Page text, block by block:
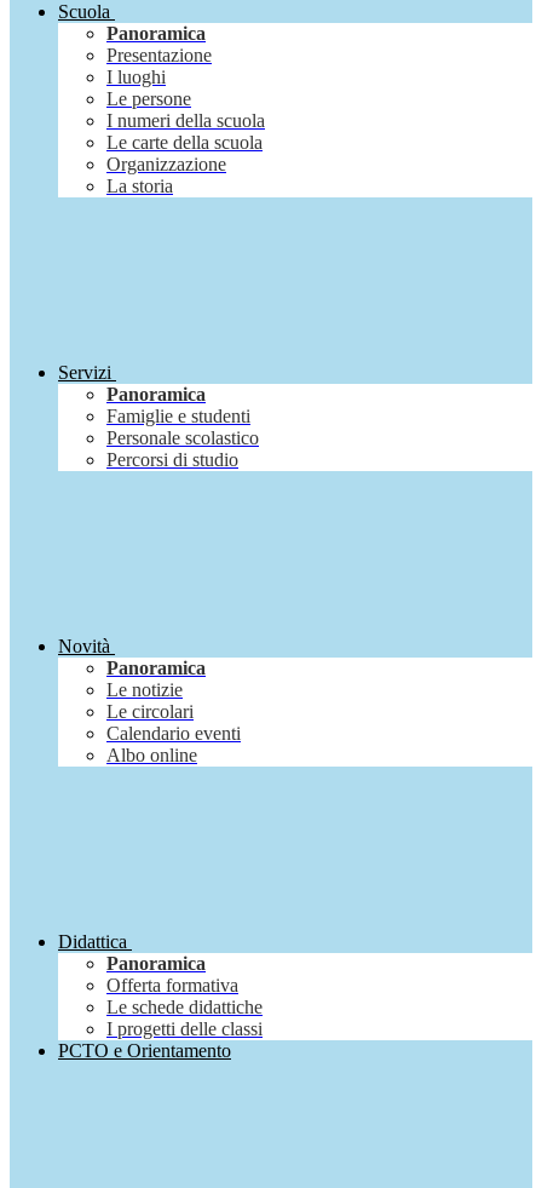
Scuola
Panoramica
Presentazione
I luoghi
Le persone
I numeri della scuola
Le carte della scuola
Organizzazione
La storia
Servizi
Panoramica
Famiglie e studenti
Personale scolastico
Percorsi di studio
Novità
Panoramica
Le notizie
Le circolari
Calendario eventi
Albo online
Didattica
Panoramica
Offerta formativa
Le schede didattiche
I progetti delle classi
PCTO e Orientamento